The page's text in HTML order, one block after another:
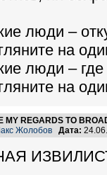
люди –
на
люди –
на
MY REGARDS TO
Жолобов Дата: